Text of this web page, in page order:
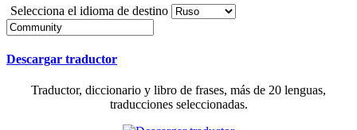
Selecciona el idioma de destino
Descargar traductor
Traductor, diccionario y libro de frases, más de 20 lenguas,
traducciones seleccionadas.